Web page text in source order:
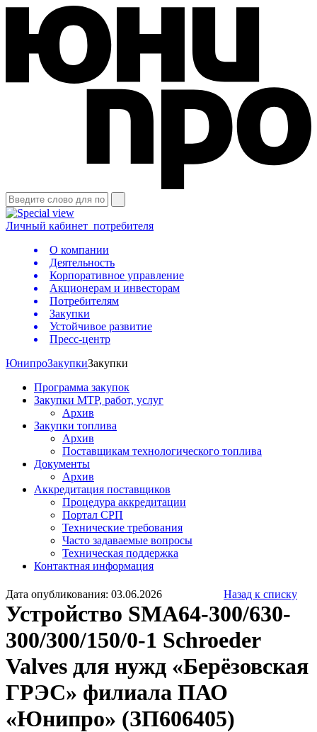
Личный кабинет потребителя
О компании
Деятельность
Корпоративное управление
Акционерам и инвесторам
Потребителям
Закупки
Устойчивое развитие
Пресс-центр
ЮнипроЗакупкиЗакупки
Программа закупок
Закупки МТР, работ, услуг
Архив
Закупки топлива
Архив
Поставщикам технологического топлива
Документы
Архив
Аккредитация поставщиков
Процедура аккредитации
Портал СРП
Технические требования
Часто задаваемые вопросы
Техническая поддержка
Контактная информация
Дата опубликования: 03.06.2026 Назад к списку
Устройство SMA64-300/630-
300/300/150/0-1 Schroeder
Valves для нужд «Берёзовская
ГРЭС» филиала ПАО
«Юнипро» (ЗП606405)